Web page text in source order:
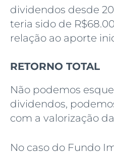
dividendos desde
teria sido de
relação ao aporte
RETORNO TOTAL
Não podemos
dividendos,
com a valorização
No caso do Fundo